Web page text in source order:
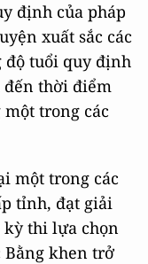
định của pháp
xuất sắc các
độ tuổi quy định
thời điểm
trong các
một trong các
tỉnh, đạt giải
thi lựa chọn
Bằng khen trở